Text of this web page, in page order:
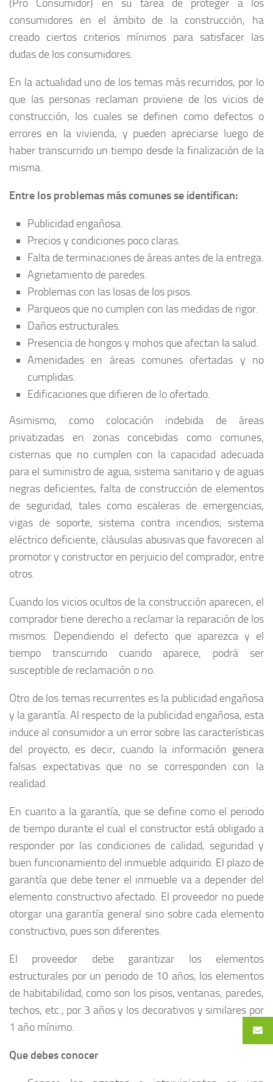
(Pro Consumidor) en su tarea de proteger a los
consumidores en el ámbito de la construcción, ha
creado ciertos criterios mínimos para satisfacer las
dudas de los consumidores.
En la actualidad uno de los temas más recurridos, por lo
que las personas reclaman proviene de los vicios de
construcción, los cuales se definen como defectos o
errores en la vivienda, y pueden apreciarse luego de
haber transcurrido un tiempo desde la finalización de la
misma.
Entre los problemas más comunes se identifican:
Publicidad engañosa.
Precios y condiciones poco claras.
Falta de terminaciones de áreas antes de la entrega.
Agrietamiento de paredes.
Problemas con las losas de los pisos.
Parqueos que no cumplen con las medidas de rigor.
Daños estructurales.
Presencia de hongos y mohos que afectan la salud.
Amenidades en áreas comunes ofertadas y no
cumplidas.
Edificaciones que difieren de lo ofertado.
Asimismo, como colocación indebida de áreas
privatizadas en zonas concebidas como comunes,
cisternas que no cumplen con la capacidad adecuada
para el suministro de agua, sistema sanitario y de aguas
negras deficientes, falta de construcción de elementos
de seguridad, tales como escaleras de emergencias,
vigas de soporte, sistema contra incendios, sistema
eléctrico deficiente, cláusulas abusivas que favorecen al
promotor y constructor en perjuicio del comprador, entre
otros.
Cuando los vicios ocultos de la construcción aparecen, el
comprador tiene derecho a reclamar la reparación de los
mismos. Dependiendo el defecto que aparezca y el
tiempo transcurrido cuando aparece, podrá ser
susceptible de reclamación o no.
Otro de los temas recurrentes es la publicidad engañosa
y la garantía. Al respecto de la publicidad engañosa, esta
induce al consumidor a un error sobre las características
del proyecto, es decir, cuando la información genera
falsas expectativas que no se corresponden con la
realidad.
En cuanto a la garantía, que se define como el periodo
de tiempo durante el cual el constructor está obligado a
responder por las condiciones de calidad, seguridad y
buen funcionamiento del inmueble adquirido. El plazo de
garantía que debe tener el inmueble va a depender del
elemento constructivo afectado. El proveedor no puede
otorgar una garantía general sino sobre cada elemento
constructivo, pues son diferentes.
El proveedor debe garantizar los elementos
estructurales por un periodo de 10 años, los elementos
de habitabilidad, como son los pisos, ventanas, paredes,
techos, etc., por 3 años y los decorativos y similares por
1 año mínimo.
Que debes conocer